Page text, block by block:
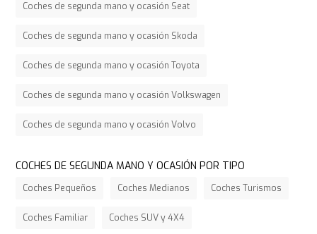
Coches de segunda mano y ocasión Seat
Coches de segunda mano y ocasión Skoda
Coches de segunda mano y ocasión Toyota
Coches de segunda mano y ocasión Volkswagen
Coches de segunda mano y ocasión Volvo
COCHES DE SEGUNDA MANO Y OCASIÓN POR TIPO
Coches Pequeños Coches Medianos Coches Turismos
Coches Familiar Coches SUV y 4X4